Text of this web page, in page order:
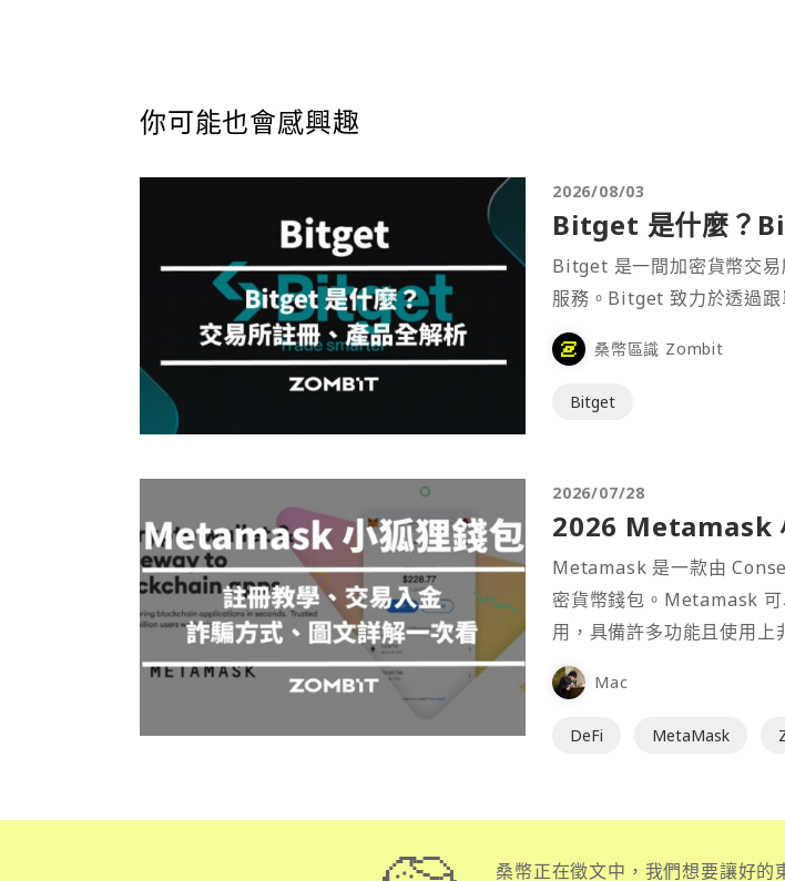
你可能也會感興趣
2026/08/03
Bitget 是什麼？
Bitget 是一間加密貨幣交
服務。Bitget 致力於透過跟
桑幣區識 Zombit
Bitget
2026/07/28
2026 Metamask
Metamask 是一款由
密貨幣錢包。Metamask
用，具備許多功能且使用上
Mac
DeFi MetaMask
桑幣正在徵文中，我們想要讓好的